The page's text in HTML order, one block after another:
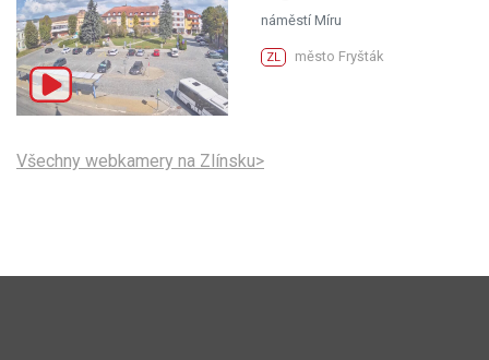
náměstí Míru
ZL město Fryšták
Všechny webkamery na Zlínsku>